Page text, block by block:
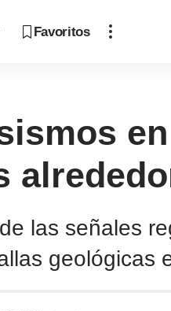
Favoritos
las señales
geológicas